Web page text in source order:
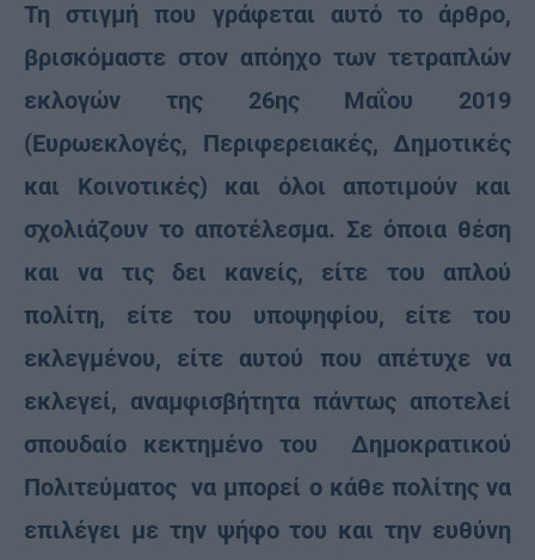
Τη στιγμή που γράφεται αυτό το άρθρο,
βρισκόμαστε στον απόηχο των τετραπλών
εκλογών της 26ης Μαΐου 2019
(Ευρωεκλογές, Περιφερειακές, Δημοτικές
και Κοινοτικές) και όλοι αποτιμούν και
σχολιάζουν το αποτέλεσμα. Σε όποια θέση
και να τις δει κανείς, είτε του απλού
πολίτη, είτε του υποψηφίου, είτε του
εκλεγμένου, είτε αυτού που απέτυχε να
εκλεγεί, αναμφισβήτητα πάντως αποτελεί
σπουδαίο κεκτημένο του Δημοκρατικού
Πολιτεύματος να μπορεί ο κάθε πολίτης να
επιλέγει με την ψήφο του και την ευθύνη